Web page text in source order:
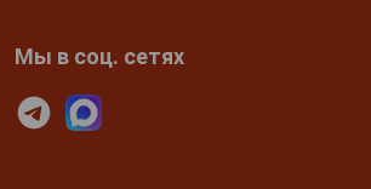
Мы в соц. сетях